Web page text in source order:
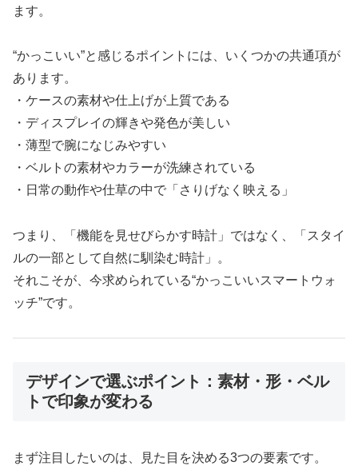
ます。
“かっこいい”と感じるポイントには、いくつかの共通項が
あります。
・ケースの素材や仕上げが上質である
・ディスプレイの輝きや発色が美しい
・薄型で腕になじみやすい
・ベルトの素材やカラーが洗練されている
・日常の動作や仕草の中で「さりげなく映える」
つまり、「機能を見せびらかす時計」ではなく、「スタイ
ルの一部として自然に馴染む時計」。
それこそが、今求められている“かっこいいスマートウォ
ッチ”です。
デザインで選ぶポイント：素材・形・ベル
トで印象が変わる
まず注目したいのは、見た目を決める3つの要素です。